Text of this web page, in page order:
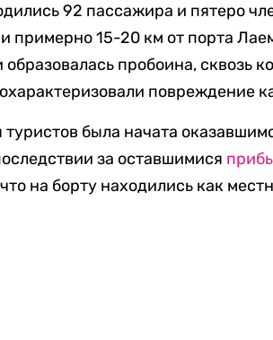
92 пассажира и пятеро
примерно 15-20 км от порта
образовалась пробоина, сквозь
повреждение
туристов была начата
за оставшимися
на борту находились как